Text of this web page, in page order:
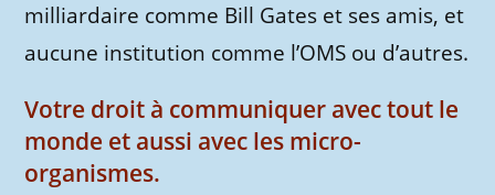
milliardaire comme Bill Gates et ses amis, et
aucune institution comme l’OMS ou d’autres.
Votre droit à communiquer avec tout le
monde et aussi avec les micro-
organismes.